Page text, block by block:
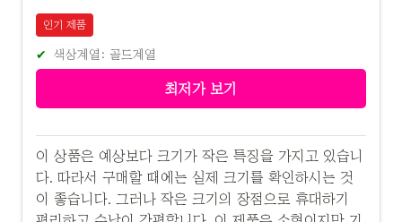
인기 제품
색상계열: 골드계열
최저가 보기
이 상품은 예상보다 크기가 작은 특징을 가지고 있습니
다. 따라서 구매할 때에는 실제 크기를 확인하시는 것
이 좋습니다. 그러나 작은 크기의 장점으로 휴대하기